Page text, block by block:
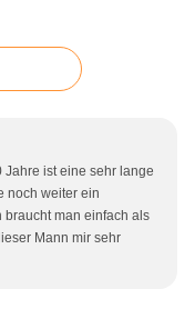
Jahre ist eine sehr lange
noch weiter ein
braucht man einfach als
Mann mir sehr